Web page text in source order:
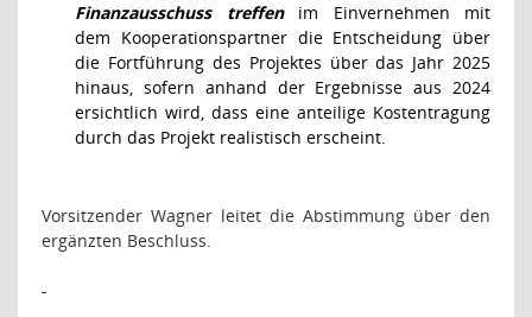
Finanzausschuss treffenim Einvernehmen mit
dem Kooperationspartner die Entscheidung über
die Fortführung des Projektes über das Jahr 2025
hinaus, sofern anhand der Ergebnisse aus 2024
ersichtlich wird, dass eine anteilige Kostentragung
durch das Projekt realistisch erscheint.
Vorsitzender Wagner leitet die Abstimmung über den
ergänzten Beschluss.